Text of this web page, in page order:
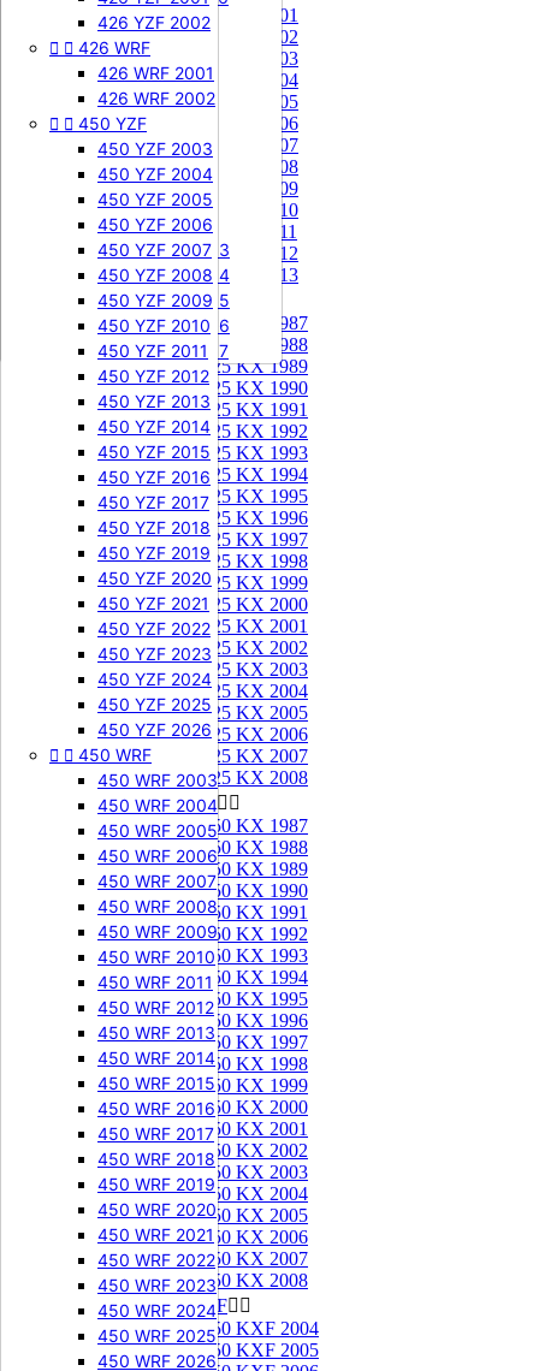
505 SXF
505 SXF 2007
505 SXF 2008
525 SXF
525 SXF 2003
525 SXF 2004
525 SXF 2005
525 SXF 2006
525 EXC-F
525 EXC-F 2003
525 EXC-F 2004
525 EXC-F 2005
525 EXC-F 2006
525 EXC-F 2007
426 YZF 2002
  426 WRF
426 WRF 2001
426 WRF 2002
  450 YZF
450 YZF 2003
450 YZF 2004
450 YZF 2005
450 YZF 2006
450 YZF 2007
450 YZF 2008
450 YZF 2009
450 YZF 2010
450 YZF 2011
450 YZF 2012
450 YZF 2013
450 YZF 2014
450 YZF 2015
450 YZF 2016
450 YZF 2017
450 YZF 2018
450 YZF 2019
450 YZF 2020
450 YZF 2021
450 YZF 2022
450 YZF 2023
450 YZF 2024
450 YZF 2025
450 YZF 2026
  450 WRF
450 WRF 2003
450 WRF 2004
450 WRF 2005
450 WRF 2006
450 WRF 2007
450 WRF 2008
450 WRF 2009
450 WRF 2010
450 WRF 2011
450 WRF 2012
450 WRF 2013
450 WRF 2014
450 WRF 2015
450 WRF 2016
450 WRF 2017
450 WRF 2018
450 WRF 2019
450 WRF 2020
450 WRF 2021
450 WRF 2022
450 WRF 2023
450 WRF 2024
450 WRF 2025
450 WRF 2026
85 KX 2001
85 KX 2002
85 KX 2003
85 KX 2004
85 KX 2005
85 KX 2006
85 KX 2007
85 KX 2008
85 KX 2009
85 KX 2010
85 KX 2011
85 KX 2012
85 KX 2013
125 KX 
125 KX 1987
125 KX 1988
125 KX 1989
125 KX 1990
125 KX 1991
125 KX 1992
125 KX 1993
125 KX 1994
125 KX 1995
125 KX 1996
125 KX 1997
125 KX 1998
125 KX 1999
125 KX 2000
125 KX 2001
125 KX 2002
125 KX 2003
125 KX 2004
125 KX 2005
125 KX 2006
125 KX 2007
125 KX 2008
250 KX 
250 KX 1987
250 KX 1988
250 KX 1989
250 KX 1990
250 KX 1991
250 KX 1992
250 KX 1993
250 KX 1994
250 KX 1995
250 KX 1996
250 KX 1997
250 KX 1998
250 KX 1999
250 KX 2000
250 KX 2001
250 KX 2002
250 KX 2003
250 KX 2004
250 KX 2005
250 KX 2006
250 KX 2007
250 KX 2008
250 KXF 
250 KXF 2004
250 KXF 2005